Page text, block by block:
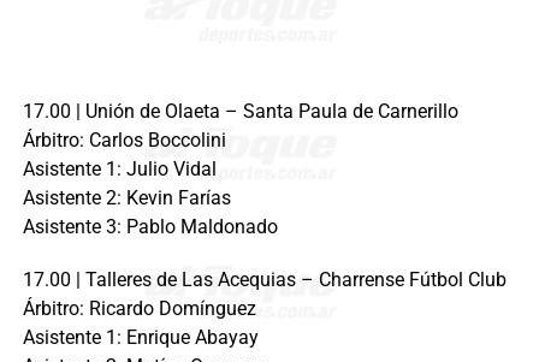
17.00 | Unión de Olaeta – Santa Paula de Carnerillo
Árbitro: Carlos Boccolini
Asistente 1: Julio Vidal
Asistente 2: Kevin Farías
Asistente 3: Pablo Maldonado
17.00 | Talleres de Las Acequias – Charrense Fútbol Club
Árbitro: Ricardo Domínguez
Asistente 1: Enrique Abayay